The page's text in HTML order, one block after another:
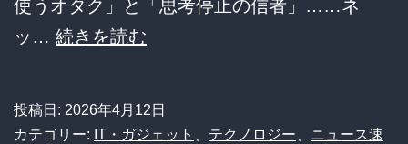
使うオタク」と「思考停止の信者」……ネ
ッ… 続きを読む
ホ
論
投稿日: 2026年4月12日
カテゴリー: IT・ガジェット 、 テクノロジー、 ニュース速